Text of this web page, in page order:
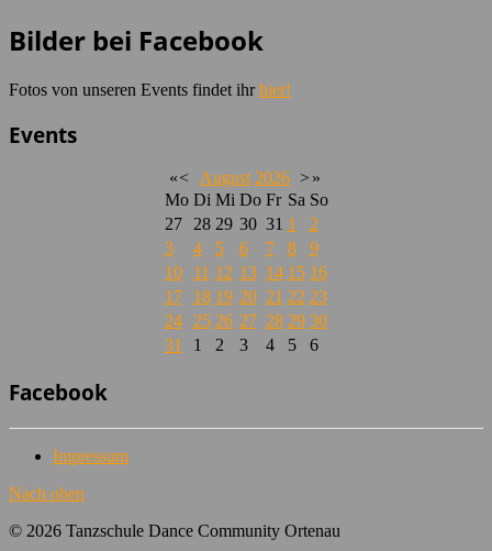
Bilder bei Facebook
Fotos von unseren Events findet ihrhier!
Events
«< August 2026 > »
Mo Di Mi Do Fr Sa So
27
28 29 30 31 1
2
3
4 5 6 7 8
9
10
11 12 13 14 15 16
17
18 19 20 21 22 23
24
25 26 27 28 29 30
31
1 2 3 4 5 6
Facebook
Impressum
Nach oben
© 2026 Tanzschule Dance Community Ortenau